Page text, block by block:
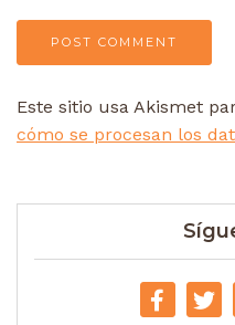
Este sitio usa Akismet
cómo se procesan los